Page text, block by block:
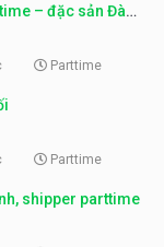
– đặc sản Đà
Parttime
Parttime
shipper parttime